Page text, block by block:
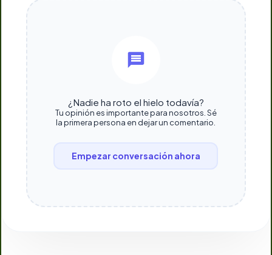
¿Nadie ha roto el hielo todavía?
Tu opinión es importante para nosotros. Sé
la primera persona en dejar un comentario.
Empezar conversación ahora